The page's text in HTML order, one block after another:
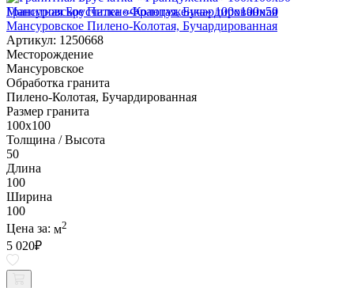
Гранитная Брусчатка «Француженка» 100х100x50
Мансуровское Пилено-Колотая, Бучардированная
Артикул: 1250668
Месторождение
Мансуровское
Обработка гранита
Пилено-Колотая, Бучардированная
Размер гранита
100х100
Толщина / Высота
50
Длина
100
Ширина
100
Цена за: м2
5 020₽